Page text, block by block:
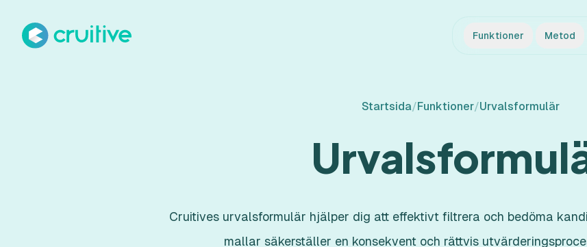
Funktioner Metod
Startsida/Funktioner/Urvalsformulär
Cruitives urvalsformulär hjälper dig att effektivt filtrera och bedöma
mallar säkerställer en konsekvent och rättvis